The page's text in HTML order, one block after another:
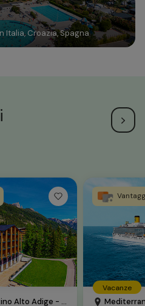
Italia, Croazia, Spagna
Adige - Italia
Vacanze